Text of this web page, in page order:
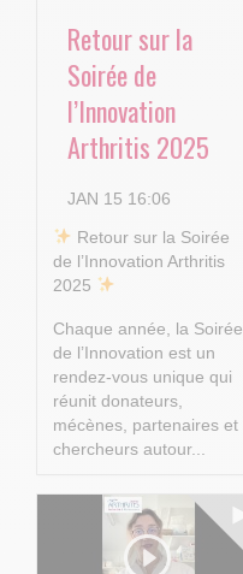
Retour sur la
Soirée de
l’Innovation
Arthritis 2025
JAN 15 16:06
​ Retour sur la Soirée
de l’Innovation Arthritis
2025
Chaque année, la Soirée
de l’Innovation est un
rendez-vous unique qui
réunit donateurs,
mécènes, partenaires et
chercheurs autour...